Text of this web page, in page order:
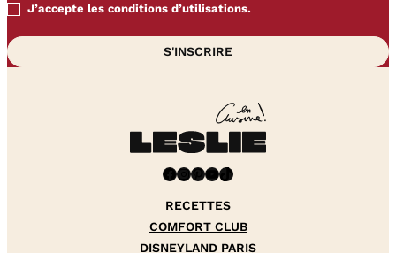
J’accepte les conditions d’utilisations.
Facebook InstagramPinterest YouTube TikTok
RECETTES
COMFORT CLUB
DISNEYLAND PARIS